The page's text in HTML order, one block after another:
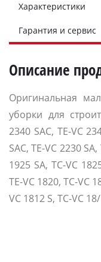
Характеристики
Гарантия и сервис
Описание
Оригинальная
уборки для
2340 SAC, TE-VC
SAC, TE-VC 2230
1925 SA, TC-VC
TE-VC 1820, TC-VC
VC 1812 S, TC-VC